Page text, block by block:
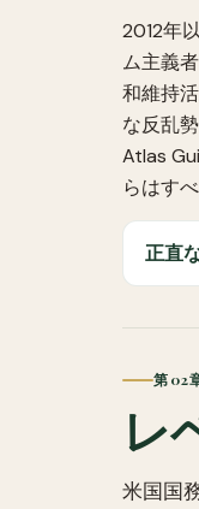
2012年
ム主義
和維持
な反乱
Atlas
らはす
正直
第 02
レ
米国国